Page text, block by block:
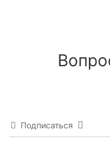
Подписаться